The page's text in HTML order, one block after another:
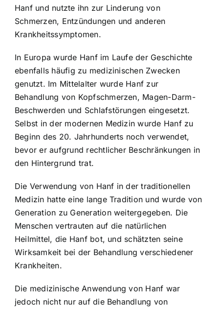
Hanf und nutzte ihn zur Linderung von
Schmerzen, Entzündungen und anderen
Krankheitssymptomen.
In Europa wurde Hanf im Laufe der Geschichte
ebenfalls häufig zu medizinischen Zwecken
genutzt. Im Mittelalter wurde Hanf zur
Behandlung von Kopfschmerzen, Magen-Darm-
Beschwerden und Schlafstörungen eingesetzt.
Selbst in der modernen Medizin wurde Hanf zu
Beginn des 20. Jahrhunderts noch verwendet,
bevor er aufgrund rechtlicher Beschränkungen in
den Hintergrund trat.
Die Verwendung von Hanf in der traditionellen
Medizin hatte eine lange Tradition und wurde von
Generation zu Generation weitergegeben. Die
Menschen vertrauten auf die natürlichen
Heilmittel, die Hanf bot, und schätzten seine
Wirksamkeit bei der Behandlung verschiedener
Krankheiten.
Die medizinische Anwendung von Hanf war
jedoch nicht nur auf die Behandlung von